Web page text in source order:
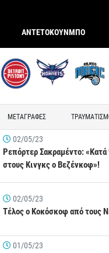
ΑΝΤΕΤΟΚΟΥΝΜΠΟ
ΜΕΤΑΓΡΑΦΕΣ
02/05/23
Ρεπόρτερ Σακραμέντο: «Κατά
στους Κινγκς ο Βεζένκοφ»!
02/05/23
Τέλος ο Κοκόσκοφ από τους
01/05/23